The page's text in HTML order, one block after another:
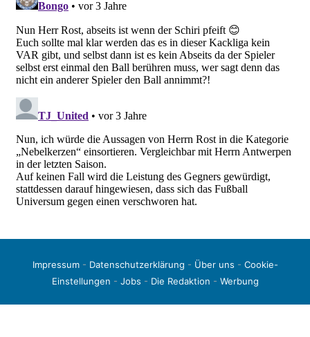
Impressum- Datenschutzerklärung - Über uns - Cookie-
Einstellungen - Jobs - Die Redaktion - Werbung